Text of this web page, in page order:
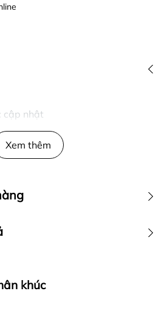
cập nhật
Xem thêm
khúc